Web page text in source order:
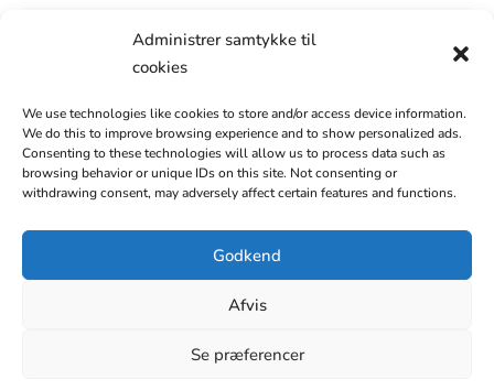
Administrer samtykke til
cookies
We use technologies like cookies to store and/or access device information.
We do this to improve browsing experience and to show personalized ads.
Consenting to these technologies will allow us to process data such as
browsing behavior or unique IDs on this site. Not consenting or
withdrawing consent, may adversely affect certain features and functions.
Godkend
Afvis
Se præferencer
Nyhedsbrev
Årets Business Event
Bestyrelse og repræsentantsskab
Om området
Rapport om erhvervslivet